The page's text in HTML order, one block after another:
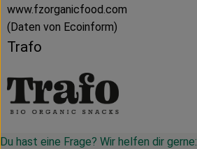
www.fzorganicfood.com
(Daten von Ecoinform)
Trafo
Du hast eine Frage? Wir helfen dir gerne: